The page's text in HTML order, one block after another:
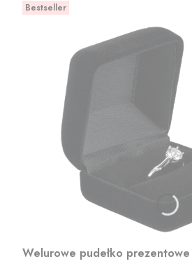
Bestseller
Welurowe pudełko